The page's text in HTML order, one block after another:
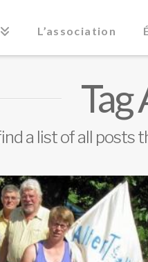
L’association
Tag
a list of all posts